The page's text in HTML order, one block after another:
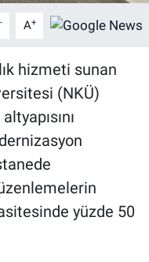
- A+
hizmeti sunan
(NKÜ)
yüzde 50